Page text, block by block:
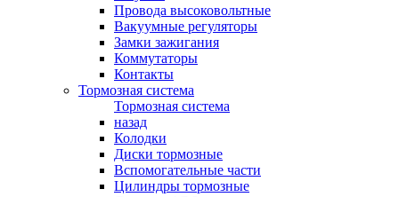
Провода высоковольтные
Вакуумные регуляторы
Замки зажигания
Коммутаторы
Контакты
Тормозная система
Тормозная система
назад
Колодки
Диски тормозные
Вспомогательные части
Цилиндры тормозные